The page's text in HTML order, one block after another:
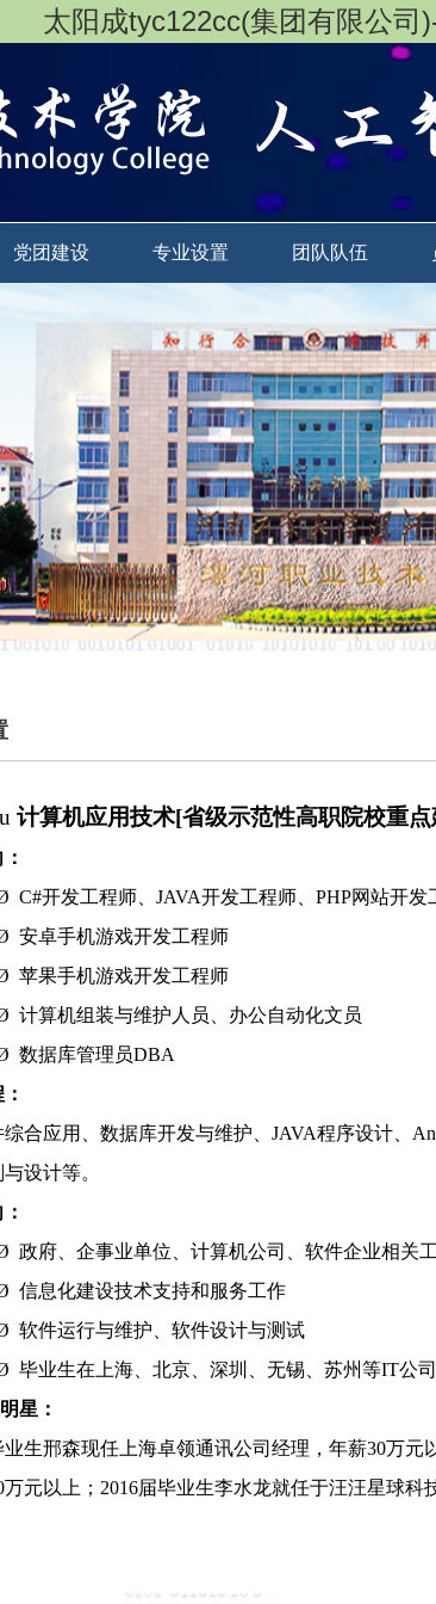
太阳成tyc122cc(集团有限公司
党团建设 专业设置 团队队伍
u 计算机应用技术[省级示范性高职院校重
C#开发工程师、JAVA开发工程师、PHP网站开发
安卓手机游戏开发工程师
苹果手机游戏开发工程师
计算机组装与维护人员、办公自动化文员
数据库管理员DBA
综合应用、数据库开发与维护、JAVA程序设计、
设计等。
政府、企事业单位、计算机公司、软件企业相关
信息化建设技术支持和服务工作
软件运行与维护、软件设计与测试
毕业生在上海、北京、深圳、无锡、苏州等IT公
星：
业生邢森现任上海卓领通讯公司经理，年薪30万
元以上；2016届毕业生李水龙就任于汪汪星球科